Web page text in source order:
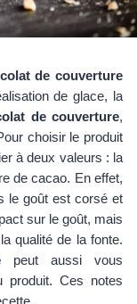
de couverture
de glace, la
de couverture,
choisir le produit
à deux valeurs : la
de cacao. En effet,
le goût est corsé et
sur le goût, mais
qualité de la fonte.
peut aussi vous
produit. Ces notes